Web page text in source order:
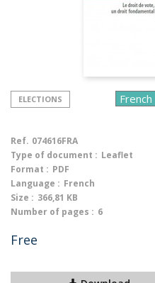
ELECTIONS
Ref. 074616FRA
Type of document : Leaflet
Format : PDF
Language : French
Size : 366,81 KB
Number of pages : 6
Free